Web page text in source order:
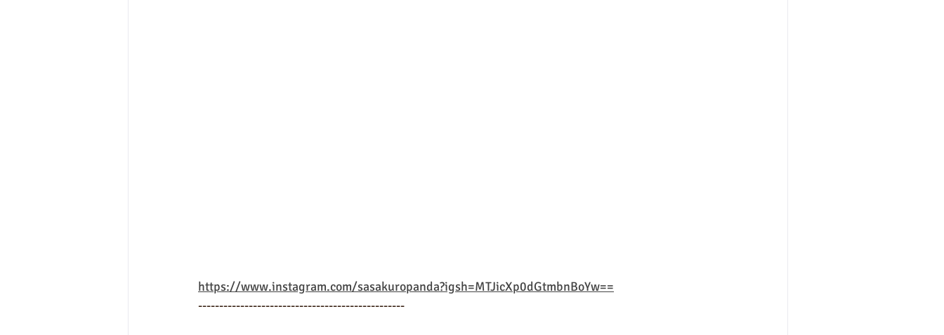
https://www.instagram.com/sasakuropanda?igsh=MTJicXp0dGtmbnBoYw==
-------------------------------------------------